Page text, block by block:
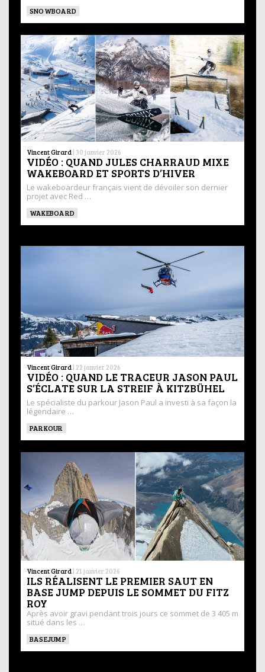
SNOWBOARD
Vincent Girard | 30 janvier 2026
VIDÉO : QUAND JULES CHARRAUD MIXE
WAKEBOARD ET SPORTS D’HIVER
Le wakeboardeur français vient de dévoiler son dernier
projet avec Red …
WAKEBOARD
Vincent Girard | 22 janvier 2026
VIDÉO : QUAND LE TRACEUR JASON PAUL
S’ÉCLATE SUR LA STREIF À KITZBÜHEL
Le spécialiste du parkour Jason Paul a investi à sa façon la
légendaire …
PARKOUR
Vincent Girard | 21 janvier 2026
ILS RÉALISENT LE PREMIER SAUT EN
BASE JUMP DEPUIS LE SOMMET DU FITZ
ROY
Après avoir gravi pendant trois jours ce sommet de 3 405 m
situé dans les …
BASEJUMP